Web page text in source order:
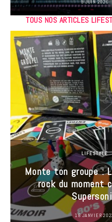
9 JUIN 2026
TOUS NOS ARTICLES
LIFESTYLE
Monte ton groupe :
rock du moment
18 JANVIER